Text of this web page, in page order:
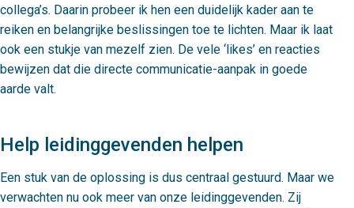
collega’s. Daarin probeer ik hen een duidelijk kader aan te
reiken en belangrijke beslissingen toe te lichten. Maar ik laat
ook een stukje van mezelf zien. De vele ‘likes’ en reacties
bewijzen dat die directe communicatie-aanpak in goede
aarde valt.
Help leidinggevenden helpen
Een stuk van de oplossing is dus centraal gestuurd. Maar we
verwachten nu ook meer van onze leidinggevenden. Zij